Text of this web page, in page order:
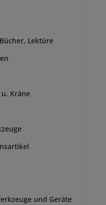
Lektüre
Kräne
und Geräte